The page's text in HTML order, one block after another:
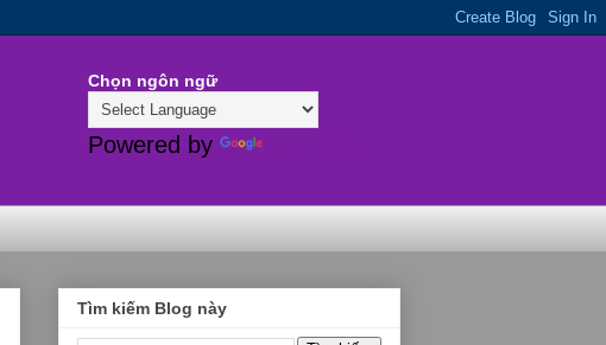
Chọn ngôn ngữ
Powered by
Tìm kiếm Blog này